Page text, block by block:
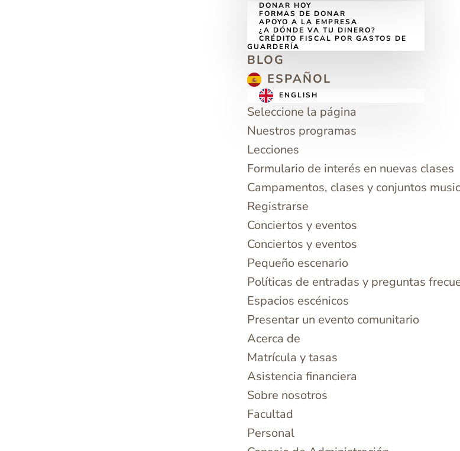
DONAR HOY
FORMAS DE DONAR
APOYO A LA EMPRESA
¿A DÓNDE VA TU DINERO?
CRÉDITO FISCAL POR GASTOS DE
GUARDERÍA
BLOG
ESPAÑOL
ENGLISH
Seleccione la página
Nuestros programas
Lecciones
Formulario de interés en nuevas clases
Campamentos, clases y conjuntos
Registrarse
Conciertos y eventos
Conciertos y eventos
Pequeño escenario
Políticas de entradas y preguntas
Espacios escénicos
Presentar un evento comunitario
Acerca de
Matrícula y tasas
Asistencia financiera
Sobre nosotros
Facultad
Personal